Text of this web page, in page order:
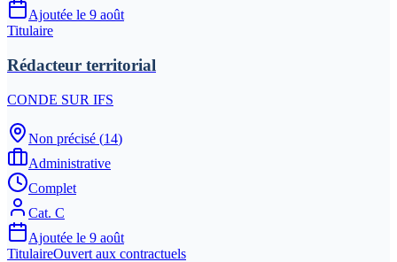
Ajoutée le 9 août
Titulaire
Rédacteur territorial
CONDE SUR IFS
Non précisé (14)
Administrative
Complet
Cat. C
Ajoutée le 9 août
TitulaireOuvert aux contractuels